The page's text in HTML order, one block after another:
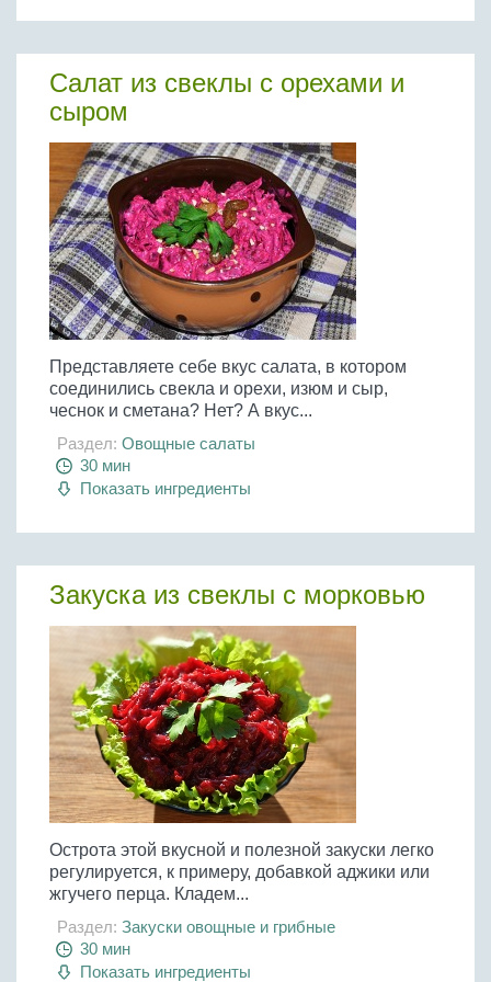
Крупы
Салат из свеклы с орехами и
сыром
Представляете себе вкус салата, в котором
соединились свекла и орехи, изюм и сыр,
чеснок и сметана? Нет? А вкус...
Раздел: Овощные салаты
30 мин
Показать ингредиенты
Закуска из свеклы с морковью
Острота этой вкусной и полезной закуски легко
регулируется, к примеру, добавкой аджики или
жгучего перца. Кладем...
Раздел: Закуски овощные и грибные
30 мин
Показать ингредиенты